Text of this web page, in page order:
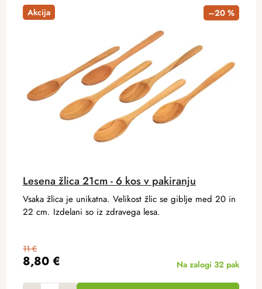
Akcija –20 %
Lesena žlica 21cm - 6 kos v pakiranju
8,80 €
11 €
Na zalogi 32 pak
Vsaka žlica je unikatna. Velikost žlic se giblje med 20 in
22 cm. Izdelani so iz zdravega lesa.